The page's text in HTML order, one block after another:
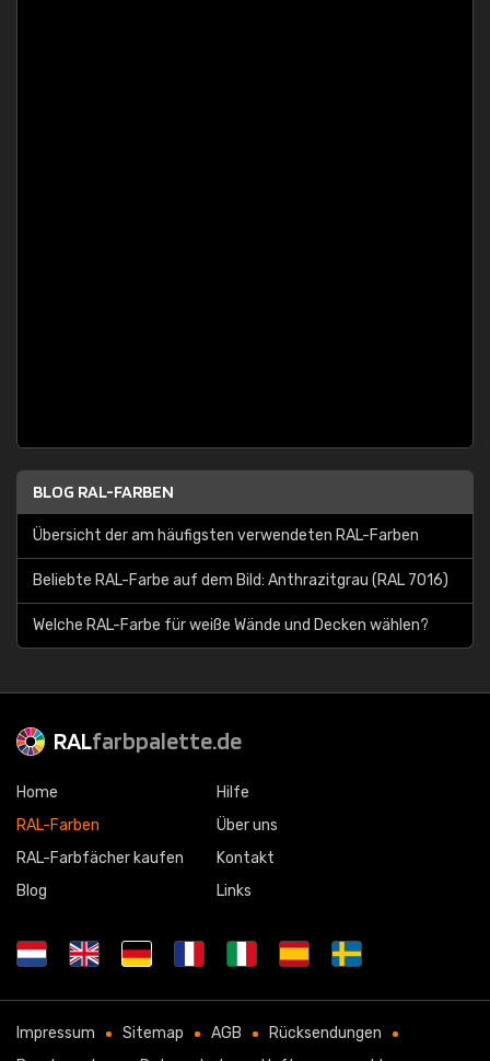
BLOG RAL-FARBEN
Übersicht der am häufigsten verwendeten RAL-Farben
Beliebte RAL-Farbe auf dem Bild: Anthrazitgrau (RAL 7016)
Welche RAL-Farbe für weiße Wände und Decken wählen?
RALfarbpalette.de
Home
RAL-Farben
RAL-Farbfächer kaufen
Blog
Hilfe
Über uns
Kontakt
Links
Impressum Sitemap AGB
Rücksendungen